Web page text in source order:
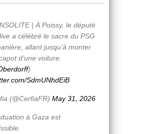
| À Poissy, le député
a célébré le sacre du PSG
allant jusqu’à monter
d’une voiture.
)
SdmUNhdEiB
(@CerfiaFR) May 31, 2026
à Gaza est